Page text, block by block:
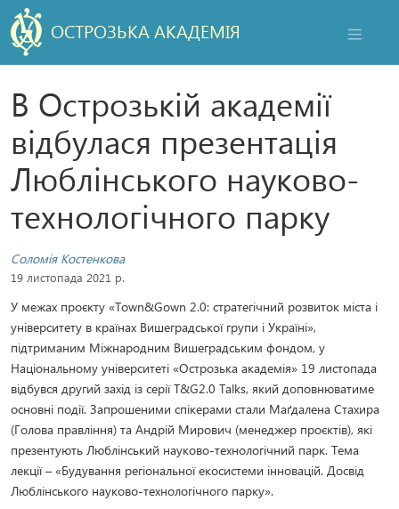
ОСТРОЗЬКА АКАДЕМІЯ
В Острозькій академії
відбулася презентація
Люблінського науково-
технологічного парку
Соломія Костенкова
19 листопада 2021 р.
У межах проєкту «Town&Gown 2.0: стратегічний розвиток міста і
університету в країнах Вишеградської групи і Україні»,
підтриманим Міжнародним Вишеградським фондом, у
Національному університеті «Острозька академія» 19 листопада
відбувся другий захід із серії T&G2.0 Talks, який доповнюватиме
основні події. Запрошеними спікерами стали Маґдалена Стахира
(Голова правління) та Андрій Мирович (менеджер проєктів), які
презентують Люблінський науково-технологічний парк. Тема
лекції – «Будування регіональної екосистеми інновацій. Досвід
Люблінського науково-технологічного парку».